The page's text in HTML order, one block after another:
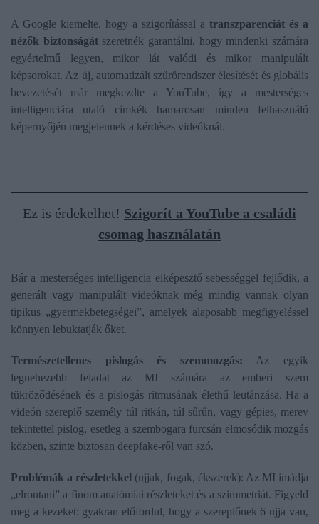
A Google kiemelte, hogy a szigorítással a transzparenciát és a
nézők biztonságát szeretnék garantálni, hogy mindenki számára
egyértelmű legyen, mikor lát valódi és mikor manipulált
képsorokat. Az új, automatizált szűrőrendszer élesítését és globális
bevezetését már megkezdte a YouTube, így a mesterséges
intelligenciára utaló címkék hamarosan minden felhasználó
képernyőjén megjelennek a kérdéses videóknál.
Ez is érdekelhet! Szigorít a YouTube a családi
csomag használatán
Bár a mesterséges intelligencia elképesztő sebességgel fejlődik, a
generált vagy manipulált videóknak még mindig vannak olyan
tipikus „gyermekbetegségei”, amelyek alaposabb megfigyeléssel
könnyen lebuktatják őket.
Természetellenes pislogás és szemmozgás: Az egyik
legnehezebb feladat az MI számára az emberi szem
tükröződésének és a pislogás ritmusának élethű leutánzása. Ha a
videón szereplő személy túl ritkán, túl sűrűn, vagy gépies, merev
tekintettel pislog, esetleg a szembogara furcsán elmosódik mozgás
közben, szinte biztosan deepfake-ről van szó.
Problémák a részletekkel (ujjak, fogak, ékszerek): Az MI imádja
„elrontani” a finom anatómiai részleteket és a szimmetriát. Figyeld
meg a kezeket: gyakran előfordul, hogy a szereplőnek 6 ujja van,